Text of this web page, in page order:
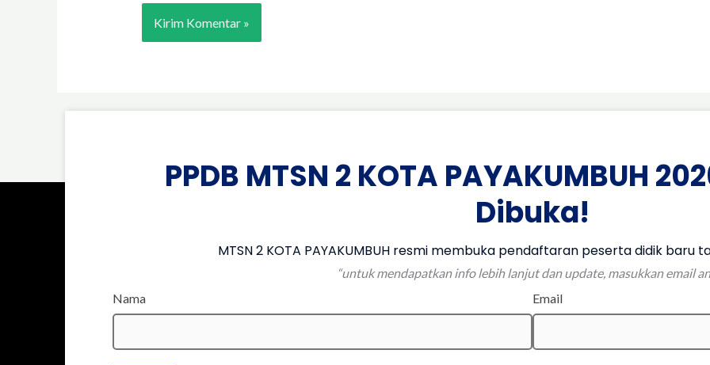
PPDB MTSN 2 KOTA PAYAKUMBUH
Dibuka!
MTSN 2 KOTA PAYAKUMBUH resmi membuka pendaftaran peserta didik baru
“untuk mendapatkan info lebih lanjut dan update, masukkan email
Nama
Email